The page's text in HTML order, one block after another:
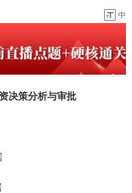
中
决策分析与审批